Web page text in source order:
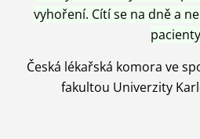
vyhoření. Cítí se na dně a
pacienty
Česká lékařská komora ve
fakultou Univerzity